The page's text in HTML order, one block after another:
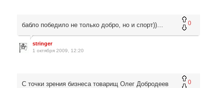
0
бабло победило не только добро, но и спорт))…
stringer
1 октября 2009, 12:20
0
С точки зрения бизнеса товарищ Олег Добродеев